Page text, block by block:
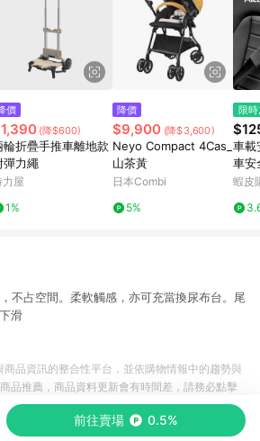
價
(降$600)
輪折疊手推車離地款
彈力繩
力屋
1%
降價
$9,900 (降$3,600)
Neyo Compact 4Cas_
山茶黃
日本Combi
5%
限
車載
車安
護肩
特福
蝦皮
不占空間。柔軟觸感，亦可充當換尿布台。尾
滑
前往賣場 0.5%
商品資訊的整合性平台，並依購物情報中的趨勢與
品推薦，商品資料更新會有時間差，請務必點擊
現售價與購物條件，一切資訊以合作廠商網頁為